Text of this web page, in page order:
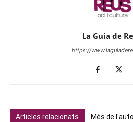
La Guia de
https://
Articles relacionats Més de